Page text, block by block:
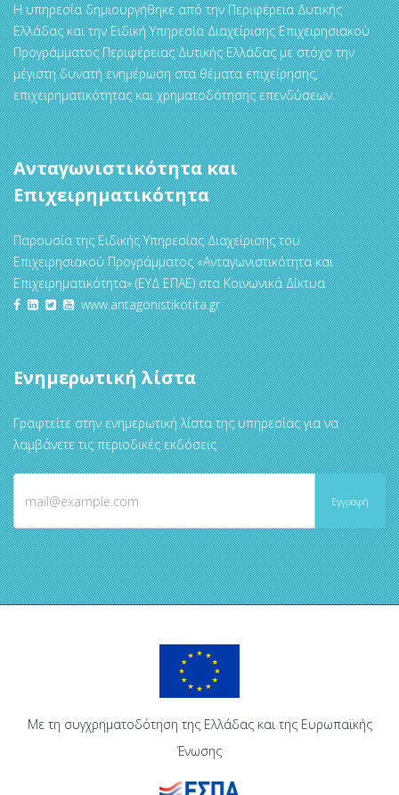
Η υπηρεσία δημιουργήθηκε από την Περιφέρεια Δυτικής
Ελλάδας και την Ειδική Υπηρεσία Διαχείρισης Επιχειρησιακού
Προγράμματος Περιφέρειας Δυτικής Ελλάδας με στόχο την
μέγιστη δυνατή ενημέρωση στα θέματα επιχείρησης,
επιχειρηματικότητας και χρηματοδότησης επενδύσεων.
Ανταγωνιστικότητα και
Επιχειρηματικότητα
Παρουσία της Ειδικής Υπηρεσίας Διαχείρισης του
Επιχειρησιακού Προγράμματος «Ανταγωνιστικότητα και
Επιχειρηματικότητα» (ΕΥΔ ΕΠΑΕ) στα Κοινωνικά Δίκτυα
www.antagonistikotita.gr
Ενημερωτική λίστα
Γραφτείτε στην ενημερωτική λίστα της υπηρεσίας για να
λαμβάνετε τις περιοδικές εκδόσεις
Με τη συγχρηματοδότηση της Ελλάδας και της Ευρωπαϊκής
Ένωσης